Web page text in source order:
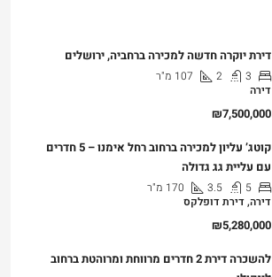
דירת יוקרה חדשה למכירה ברחביה, ירושלים
3
2
107 מ"ר
דירה
₪7,500,000
קוטג’ עליון למכירה ברחוב רחל אימנו – 5 חדרים
עם עליית גג גדולה
5
3.5
170 מ"ר
דירה, דירת דופלקס
₪5,280,000
להשכרה דירת 2 חדרים מרווחת ומרוהטת ברחוב